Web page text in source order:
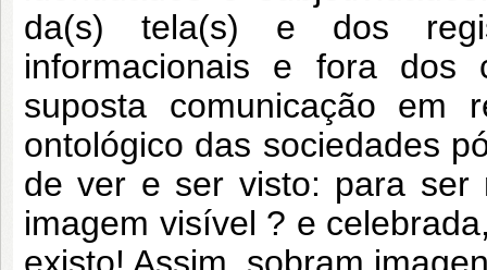
da(s) tela(s) e dos
informacionais e fora dos
suposta comunicação
ontológico das sociedades
de ver e ser visto: para ser
imagem visível ? e